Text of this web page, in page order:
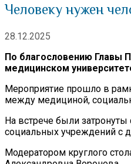
Человеку нужен
28.12.2025
По благословению Главы
медицинском
Мероприятие прошло в
между медициной,
На встрече были
социальных учреждений с
Модератором круглого